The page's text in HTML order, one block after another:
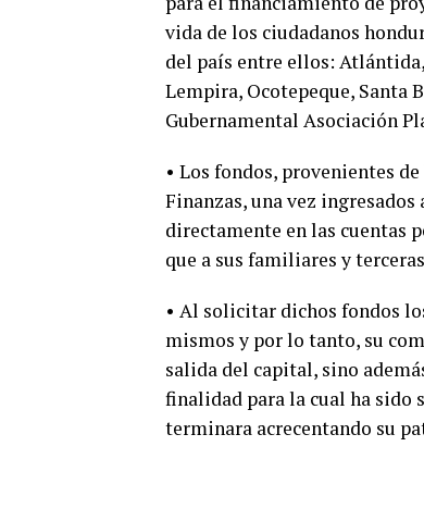
vida de los ciudadanos
del país entre ellos:
Lempira, Ocotepeque, Santa
Gubernamental Asociación
• Los fondos, provenientes
Finanzas, una vez
directamente en las cuentas
que a sus familiares y
• Al solicitar dichos fondos
mismos y por lo tanto, su
salida del capital, sino
finalidad para la cual ha sido
terminara acrecentando su